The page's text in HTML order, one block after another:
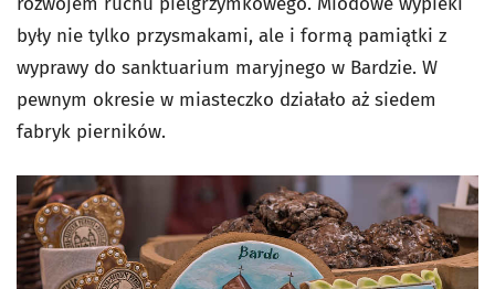
były nie tylko przysmakami, ale i formą pamiątki z
wyprawy do sanktuarium maryjnego w Bardzie. W
pewnym okresie w miasteczko działało aż siedem
fabryk pierników.